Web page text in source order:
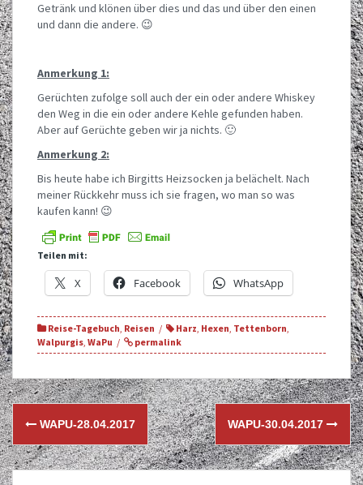
Getränk und klönen über dies und das und über den einen
und dann die andere. 😉
Anmerkung 1:
Gerüchten zufolge soll auch der ein oder andere Whiskey
den Weg in die ein oder andere Kehle gefunden haben.
Aber auf Gerüchte geben wir ja nichts. 🙂
Anmerkung 2:
Bis heute habe ich Birgitts Heizsocken ja belächelt. Nach
meiner Rückkehr muss ich sie fragen, wo man so was
kaufen kann! 😉
Teilen mit:
X Facebook WhatsApp
Reise-Tagebuch, Reisen Harz, Hexen, Tettenborn,
Walpurgis, WaPu permalink
Post
navigation
WAPU-28.04.2017 WAPU-30.04.2017